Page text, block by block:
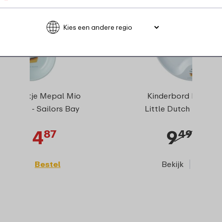
Mepal Mio
Dutch - Sailors Bay
487
Bestel
Kinderbord Mepal
Little Dutch - Sailors
949
Bekijk